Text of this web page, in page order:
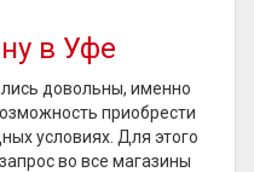
в Уфе
довольны, именно
приобрести
условиях. Для этого
во все магазины